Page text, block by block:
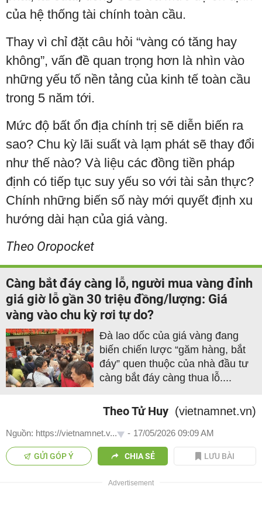
của hệ thống tài chính toàn cầu.
Thay vì chỉ đặt câu hỏi “vàng có tăng hay
không”, vấn đề quan trọng hơn là nhìn vào
những yếu tố nền tảng của kinh tế toàn cầu
trong 5 năm tới.
Mức độ bất ổn địa chính trị sẽ diễn biến ra
sao? Chu kỳ lãi suất và lạm phát sẽ thay đổi
như thế nào? Và liệu các đồng tiền pháp
định có tiếp tục suy yếu so với tài sản thực?
Chính những biến số này mới quyết định xu
hướng dài hạn của giá vàng.
Theo Oropocket
Càng bắt đáy càng lỗ, người mua vàng đỉnh
giá giờ lỗ gần 30 triệu đồng/lượng: Giá
vàng vào chu kỳ rơi tự do?
Đà lao dốc của giá vàng đang
biến chiến lược “găm hàng, bắt
đáy” quen thuộc của nhà đầu tư
càng bắt đáy càng thua lỗ....
Theo Tử Huy (vietnamnet.vn)
Nguồn: https://vietnamnet.v... - 17/05/2026 09:09 AM
GỬI GÓP Ý CHIA SẺ LƯU BÀI